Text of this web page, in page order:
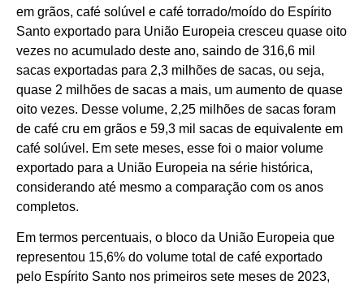
em grãos, café solúvel e café torrado/moído do Espírito
Santo exportado para União Europeia cresceu quase oito
vezes no acumulado deste ano, saindo de 316,6 mil
sacas exportadas para 2,3 milhões de sacas, ou seja,
quase 2 milhões de sacas a mais, um aumento de quase
oito vezes. Desse volume, 2,25 milhões de sacas foram
de café cru em grãos e 59,3 mil sacas de equivalente em
café solúvel. Em sete meses, esse foi o maior volume
exportado para a União Europeia na série histórica,
considerando até mesmo a comparação com os anos
completos.
Em termos percentuais, o bloco da União Europeia que
representou 15,6% do volume total de café exportado
pelo Espírito Santo nos primeiros sete meses de 2023,